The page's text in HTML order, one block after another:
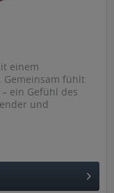
einem
Gemeinsam fühlt
ein Gefühl des
und